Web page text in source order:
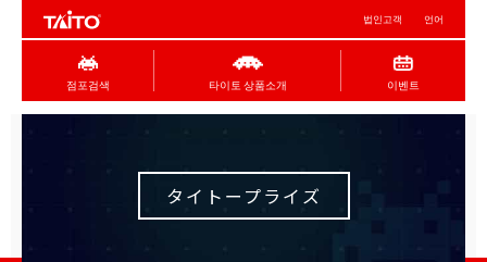
법인고객 언어
점포검색 타이토 상품소개 이벤트
タイトープライズ